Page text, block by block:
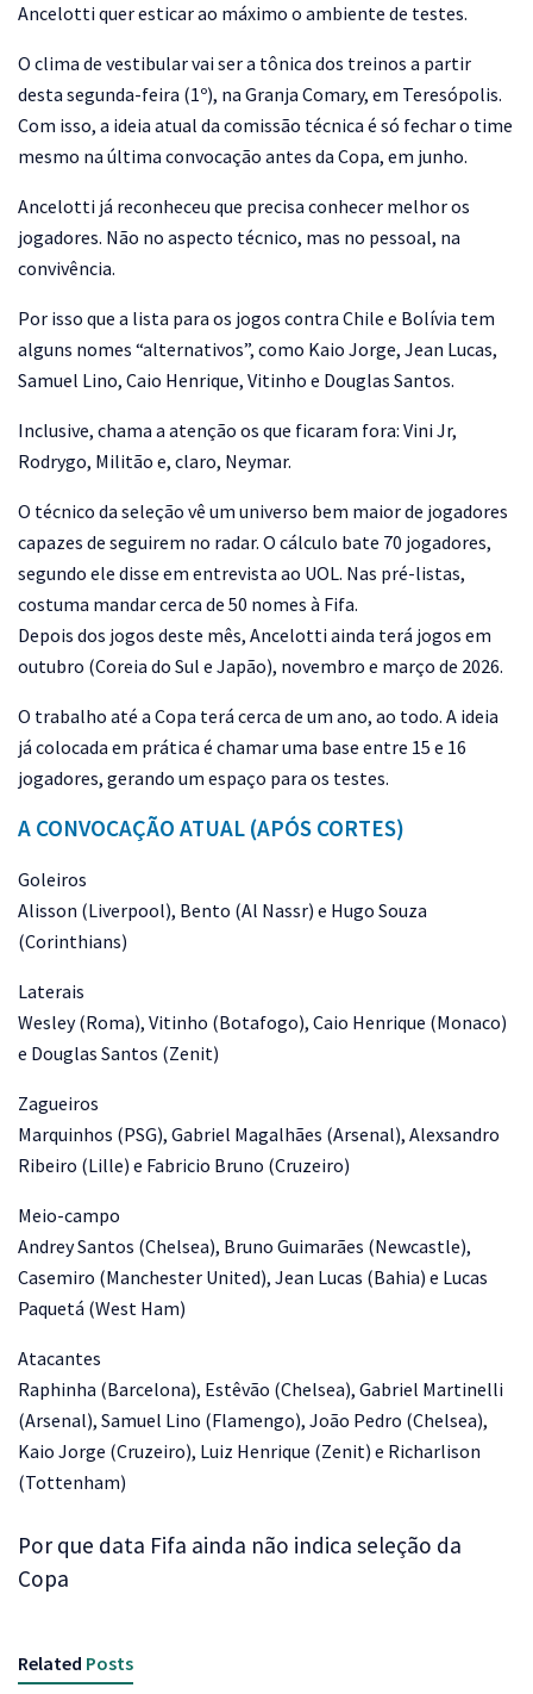
Ancelotti quer esticar ao máximo o ambiente de testes.
O clima de vestibular vai ser a tônica dos treinos a partir
desta segunda-feira (1º), na Granja Comary, em Teresópolis.
Com isso, a ideia atual da comissão técnica é só fechar o time
mesmo na última convocação antes da Copa, em junho.
Ancelotti já reconheceu que precisa conhecer melhor os
jogadores. Não no aspecto técnico, mas no pessoal, na
convivência.
Por isso que a lista para os jogos contra Chile e Bolívia tem
alguns nomes “alternativos”, como Kaio Jorge, Jean Lucas,
Samuel Lino, Caio Henrique, Vitinho e Douglas Santos.
Inclusive, chama a atenção os que ficaram fora: Vini Jr,
Rodrygo, Militão e, claro, Neymar.
O técnico da seleção vê um universo bem maior de jogadores
capazes de seguirem no radar. O cálculo bate 70 jogadores,
segundo ele disse em entrevista ao UOL. Nas pré-listas,
costuma mandar cerca de 50 nomes à Fifa.
Depois dos jogos deste mês, Ancelotti ainda terá jogos em
outubro (Coreia do Sul e Japão), novembro e março de 2026.
O trabalho até a Copa terá cerca de um ano, ao todo. A ideia
já colocada em prática é chamar uma base entre 15 e 16
jogadores, gerando um espaço para os testes.
A CONVOCAÇÃO ATUAL (APÓS CORTES)
Goleiros
Alisson (Liverpool), Bento (Al Nassr) e Hugo Souza
(Corinthians)
Laterais
Wesley (Roma), Vitinho (Botafogo), Caio Henrique (Monaco)
e Douglas Santos (Zenit)
Zagueiros
Marquinhos (PSG), Gabriel Magalhães (Arsenal), Alexsandro
Ribeiro (Lille) e Fabricio Bruno (Cruzeiro)
Meio-campo
Andrey Santos (Chelsea), Bruno Guimarães (Newcastle),
Casemiro (Manchester United), Jean Lucas (Bahia) e Lucas
Paquetá (West Ham)
Atacantes
Raphinha (Barcelona), Estêvão (Chelsea), Gabriel Martinelli
(Arsenal), Samuel Lino (Flamengo), João Pedro (Chelsea),
Kaio Jorge (Cruzeiro), Luiz Henrique (Zenit) e Richarlison
(Tottenham)
Por que data Fifa ainda não indica seleção da
Copa
Related Posts